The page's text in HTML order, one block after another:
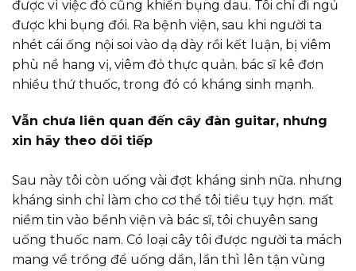
được vì việc đó cũng khiến bụng dau. Tôi chỉ đi ngủ
được khi bụng đói. Ra bệnh viện, sau khi người ta
nhét cái ống nội soi vào dạ dày rồi kết luận, bị viêm
phù nề hang vị, viêm đỏ thực quản. bác sĩ kê đơn
nhiều thứ thuốc, trong đó có kháng sinh mạnh.
Vẫn chưa liên quan đến cây đàn guitar, nhưng
xin hãy theo dõi tiếp
Sau này tôi còn uống vài đợt kháng sinh nữa. nhưng
kháng sinh chỉ làm cho cơ thể tôi tiều tụy hợn. mất
niềm tin vào bềnh viện và bác sĩ, tôi chuyên sang
uống thuốc nam. Có loại cây tôi được người ta mách
mang về trồng để uống dần, lần thì lên tận vùng